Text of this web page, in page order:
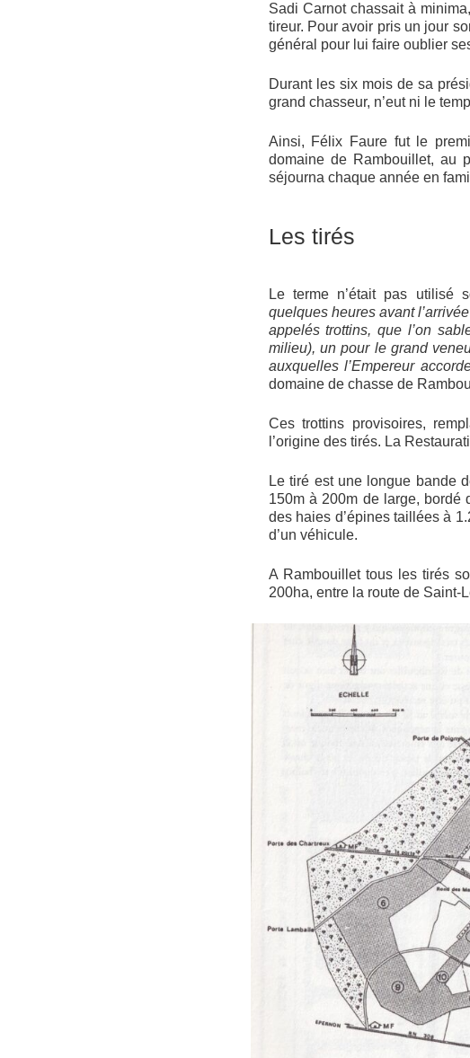
Sadi Carnot chassait à
tireur. Pour avoir pris un jour
général pour lui faire oublier
Durant les six mois de sa
grand chasseur, n’eut ni le
Ainsi, Félix Faure fut le
domaine de Rambouillet, au
séjourna chaque année en
Les tirés
Le terme n’était pas utilisé
quelques heures avant
appelés trottins, que l’on
milieu), un pour le grand
auxquelles l’Empereur
domaine de chasse de
Ces trottins provisoires,
l’origine des tirés. La
Le tiré est une longue bande
150m à 200m de large, bordé
des haies d’épines taillées à
d’un véhicule.
A Rambouillet tous les tirés
200ha, entre la route de Saint-